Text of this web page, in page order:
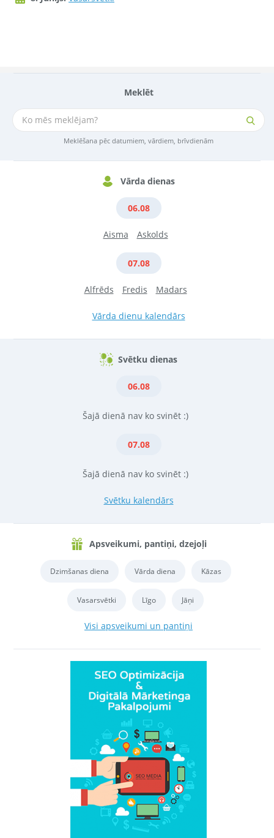
Meklēt
Meklēšana pēc datumiem, vārdiem, brīvdienām
Vārda dienas
06.08
Aisma Askolds
07.08
Alfrēds Fredis Madars
Vārda dienu kalendārs
Svētku dienas
06.08
Šajā dienā nav ko svinēt :)
07.08
Šajā dienā nav ko svinēt :)
Svētku kalendārs
Apsveikumi, pantiņi, dzejoļi
Dzimšanas diena Vārda diena Kāzas
Vasarsvētki Līgo Jāņi
Visi apsveikumi un pantiņi